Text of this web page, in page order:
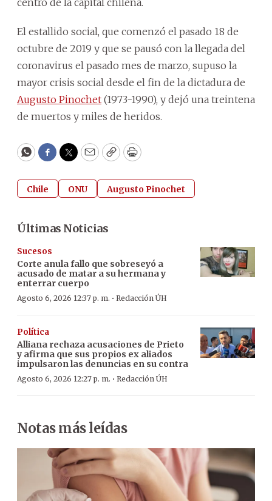
El estallido social, que comenzó el pasado 18 de
octubre de 2019 y que se pausó con la llegada del
coronavirus el pasado mes de marzo, supuso la
mayor crisis social desde el fin de la dictadura de
Augusto Pinochet (1973-1990), y dejó una treintena
de muertos y miles de heridos.
WhatsApp
Facebook
Twitter
EmailCopyPrint
Chile ONU Augusto Pinochet
Últimas Noticias
Sucesos
Corte anula fallo que sobreseyó a
acusado de matar a su hermana y
enterrar cuerpo
Agosto 6, 2026 12:37 p. m. · Redacción ÚH
Política
Alliana rechaza acusaciones de Prieto
y afirma que sus propios ex aliados
impulsaron las denuncias en su contra
Agosto 6, 2026 12:27 p. m. · Redacción ÚH
Notas más leídas